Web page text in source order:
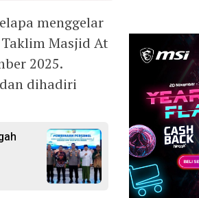
menggelar
Masjid At
2025.
dihadiri